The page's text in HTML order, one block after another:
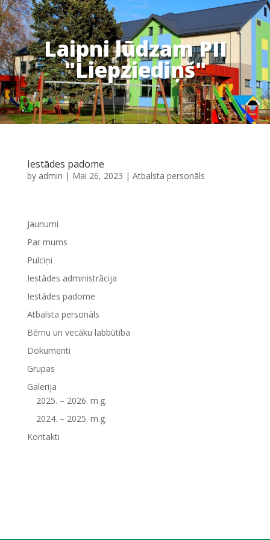
Laipni lūdzam PII
"Liepziediņš"
Iestādes padome
by admin | Mai 26, 2023 | Atbalsta personāls
Jaunumi
Par mums
Pulciņi
Iestādes administrācija
Iestādes padome
Atbalsta personāls
Bērnu un vecāku labbūtība
Dokumenti
Grupas
Galerija
2025. – 2026. m.g.
2024. – 2025. m.g.
Kontakti